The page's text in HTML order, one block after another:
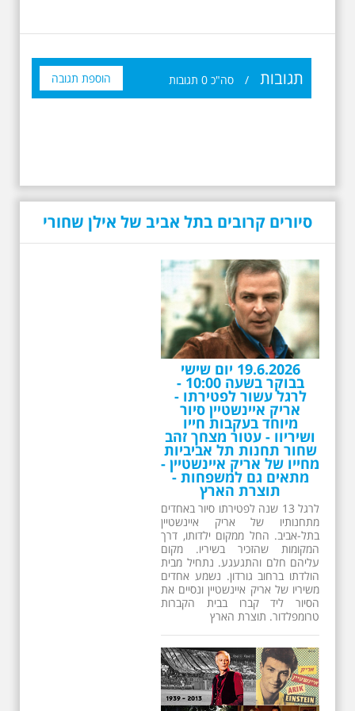
תגובות / סה"כ 0 תגובות הוספת תגובה
סיורים קרובים בתל אביב של אילן שחורי
לרגל עשור לפטירתו -
אריק איינשטיין סיור
מיוחד בעקבות חייו
ושיריוו - עטור מצחך זהב
שחור תחנות תל אביביות
מחייו של אריק איינשטיין -
מתאים גם למשפחות -
תוצרת הארץ
לרגל 13 שנה לפטירתו סיור באחדים
מתחנותיו של אריק איינשטיין
בתל-אביב. החל ממקום ילדותו, דרך
המקומות שהזכיר בשיריו. מקום
עליהם חלם והתגעגע. נתחיל מבית
הולדתו ברחוב גורדון. נשמע אחדים
משיריו של אריק איינשטיין ונסיים את
הסיור ליד קברו בבית הקברות
טרומפלדור. תוצרת הארץ
26.6.2026 - שישי בבוקר
ב 10:00 אריק איינשטיין
סיור מיוחד בעקבות חייו
ושיריו - עטור מצחך זהב
שחור תחנות תל אביביות
מחייו של אריק איינשטיין -
מתאים גם למשפחות -
תוצרת הארץ
13 שנים לפטירתו של זמר ענק. סיור
באחדים מתחנותיו של אריק איינשטיין
בתל-אביב. החל ממקום ילדותו, דרך